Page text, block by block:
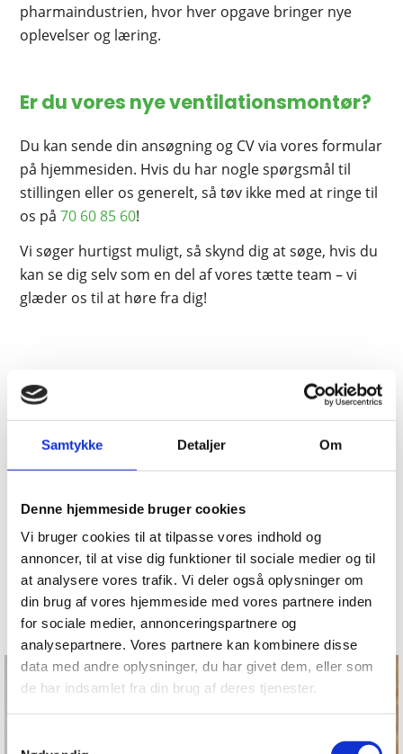
Samtykke Detaljer Om
Denne hjemmeside bruger cookies
Vi bruger cookies til at tilpasse vores indhold og
annoncer, til at vise dig funktioner til sociale medier og til
at analysere vores trafik. Vi deler også oplysninger om
din brug af vores hjemmeside med vores partnere inden
for sociale medier, annonceringspartnere og
analysepartnere. Vores partnere kan kombinere disse
data med andre oplysninger, du har givet dem, eller som
de har indsamlet fra din brug af deres tjenester.
pharmaindustrien, hvor hver opgave bringer nye
oplevelser og læring.
Er du vores nye ventilations­montør?
Du kan sende din ansøgning og CV via vores formular
på hjemmesiden. Hvis du har nogle spørgsmål til
stillingen eller os generelt, så tøv ikke med at ringe til
os på70 60 85 60!
Vi søger hurtigst muligt, så skynd dig at søge, hvis du
kan se dig selv som en del af vores tætte team – vi
glæder os til at høre fra dig!